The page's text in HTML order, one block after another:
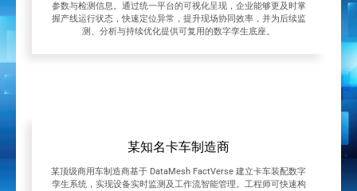
参数与检测信息。通过统一平台的可视化呈现，企业能够更及时掌
握产线运行状态，快速定位异常，提升现场协同效率，并为后续监
测、分析与持续优化提供可复用的数字孪生底座。
某知名卡车制造商
某顶级商用车制造商基于 DataMesh FactVerse 建立卡车装配数字
孪生系统，实现设备实时监测及工作流智能管理。工程师可快速构